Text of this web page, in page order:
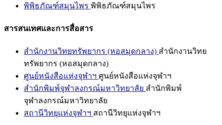
พิพิธภัณฑ์สมุนไพร พิพิธภัณฑ์สมุนไพร
สารสนเทศและการสื่อสาร
สำนักงานวิทยทรัพยากร (หอสมุดกลาง) สำนักงานวิทย
ทรัพยากร (หอสมุดกลาง)
ศูนย์หนังสือแห่งจุฬาฯ ศูนย์หนังสือแห่งจุฬาฯ
สำนักพิมพ์จุฬาลงกรณ์มหาวิทยาลัย สำนักพิมพ์
จุฬาลงกรณ์มหาวิทยาลัย
สถานีวิทยุแห่งจุฬาฯ สถานีวิทยุแห่งจุฬาฯ